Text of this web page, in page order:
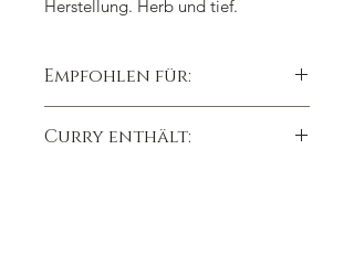
Herstellung. Herb und tief.
Organe, entzündungshemmend, gut
für Magen und Darm.
Empfohlen für:
Curry enthält: